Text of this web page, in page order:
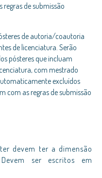
de submissão
de autoria/coautoria
de licenciatura. Serão
pósteres que incluam
com mestrado
excluídos
com as regras de submissão
devem ter a dimensão
ser escritos em